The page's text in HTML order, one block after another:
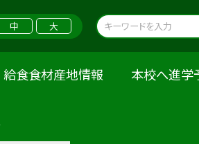
中 大
給食食材産地情報 本校へ進学